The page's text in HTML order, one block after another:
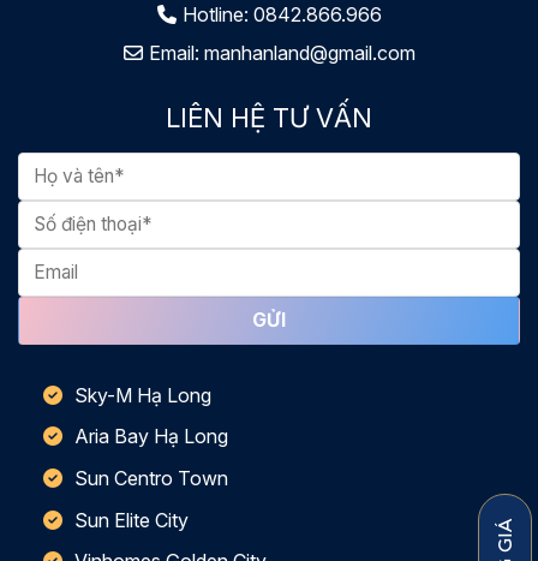
Hotline: 0842.866.966
Email: manhanland@gmail.com
LIÊN HỆ TƯ VẤN
Sky-M Hạ Long
Aria Bay Hạ Long
Sun Centro Town
Sun Elite City